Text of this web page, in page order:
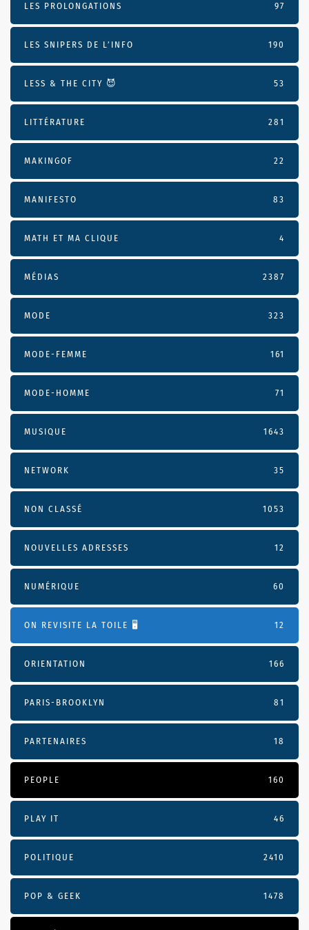
LES PROLONGATIONS 97
LES SNIPERS DE L’INFO 190
LESS & THE CITY 😈 53
LITTÉRATURE 281
MAKINGOF 22
MANIFESTO 83
MATH ET MA CLIQUE 4
MÉDIAS 2387
MODE 323
MODE-FEMME 161
MODE-HOMME 71
MUSIQUE 1643
NETWORK 35
NON CLASSÉ 1053
NOUVELLES ADRESSES 12
NUMÉRIQUE 60
ON REVISITE LA TOILE 🖥️ 12
ORIENTATION 166
PARIS-BROOKLYN 81
PARTENAIRES 18
PEOPLE 160
PLAY IT 46
POLITIQUE 2410
POP & GEEK 1478